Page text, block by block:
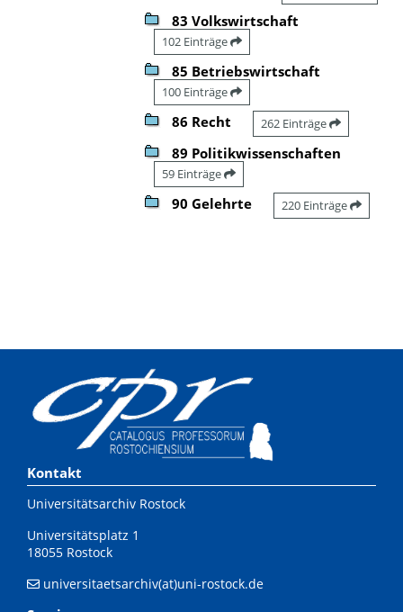
83 Volkswirtschaft
102 Einträge
85 Betriebswirtschaft
100 Einträge
86 Recht 262 Einträge
89 Politikwissenschaften
59 Einträge
90 Gelehrte 220 Einträge
Kontakt
Universitätsarchiv Rostock
Universitätsplatz 1
18055 Rostock
universitaetsarchiv(at)uni-rostock.de